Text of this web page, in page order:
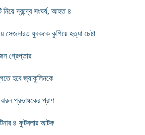
নিয়ে দ্বন্দ্বে সংঘর্ষ, আহত ৪
সেজদারত যুবককে কুপিয়ে হত্যা চেষ্টা
গ্রেপ্তার
হবে জ্যাকুলিনকে
প্রভাষকের প্রাণ
৪ ফুটবলার আটক